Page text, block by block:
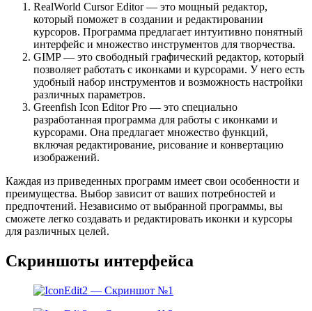
RealWorld Cursor Editor — это мощный редактор,
который поможет в создании и редактировании
курсоров. Программа предлагает интуитивно понятный
интерфейс и множество инструментов для творчества.
GIMP — это свободный графический редактор, который
позволяет работать с иконками и курсорами. У него есть
удобный набор инструментов и возможность настройки
различных параметров.
Greenfish Icon Editor Pro — это специально
разработанная программа для работы с иконками и
курсорами. Она предлагает множество функций,
включая редактирование, рисование и конвертацию
изображений.
Каждая из приведенных программ имеет свои особенности и
преимущества. Выбор зависит от ваших потребностей и
предпочтений. Независимо от выбранной программы, вы
сможете легко создавать и редактировать иконки и курсоры
для различных целей.
Скриншоты интерфейса